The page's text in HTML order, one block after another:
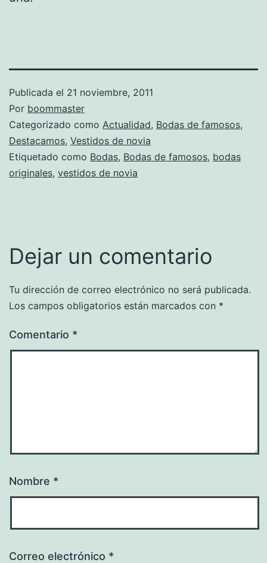
Publicada el 21 noviembre, 2011
Por boommaster
Categorizado como Actualidad, Bodas de famosos,
Destacamos, Vestidos de novia
Etiquetado como Bodas, Bodas de famosos, bodas
originales, vestidos de novia
Dejar un comentario
Tu dirección de correo electrónico no será publicada.
Los campos obligatorios están marcados con *
Comentario *
Nombre *
Correo electrónico *